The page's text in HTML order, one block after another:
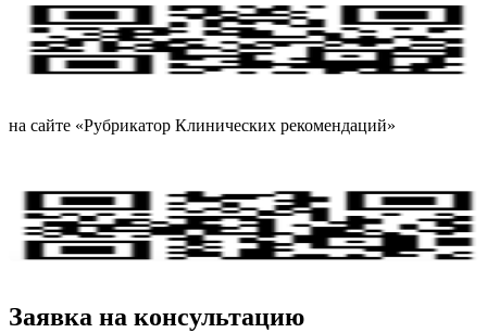
на сайте «Рубрикатор Клинических рекомендаций»
Заявка на консультацию